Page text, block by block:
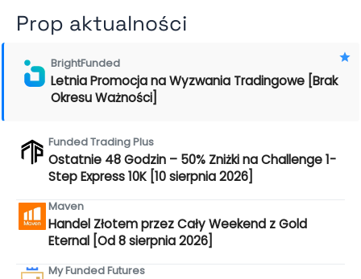
Prop aktualności
BrightFunded
Letnia Promocja na Wyzwania Tradingowe [Brak
Okresu Ważności]
Funded Trading Plus
Ostatnie 48 Godzin – 50% Zniżki na Challenge 1-
Step Express 10K [10 sierpnia 2026]
Maven
Handel Złotem przez Cały Weekend z Gold
Eternal [Od 8 sierpnia 2026]
My Funded Futures